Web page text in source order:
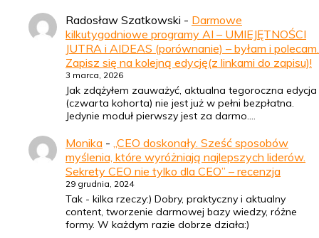
Radosław Szatkowski - Darmowe
kilkutygodniowe programy AI – UMIEJĘTNOŚCI
JUTRA i AIDEAS (porównanie) – byłam i polecam.
Zapisz się na kolejną edycję(z linkami do zapisu)!
3 marca, 2026
Jak zdążyłem zauważyć, aktualna tegoroczna edycja
(czwarta kohorta) nie jest już w pełni bezpłatna.
Jedynie moduł pierwszy jest za darmo.…
Monika - „CEO doskonały. Sześć sposobów
myślenia, które wyróżniają najlepszych liderów.
Sekrety CEO nie tylko dla CEO” – recenzja
29 grudnia, 2024
Tak - kilka rzeczy:) Dobry, praktyczny i aktualny
content, tworzenie darmowej bazy wiedzy, różne
formy. W każdym razie dobrze działa:)